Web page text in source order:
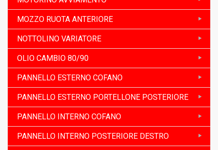
MOZZO RUOTA ANTERIORE
NOTTOLINO VARIATORE
OLIO CAMBIO 80/90
PANNELLO ESTERNO COFANO
PANNELLO ESTERNO PORTELLONE POSTERIORE
PANNELLO INTERNO COFANO
PANNELLO INTERNO POSTERIORE DESTRO